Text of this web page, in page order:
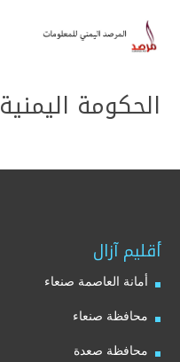
الحكومة اليمنية
أقليم آزال
أمانة العاصمة صنعاء
محافظة صنعاء
محافظة صعدة